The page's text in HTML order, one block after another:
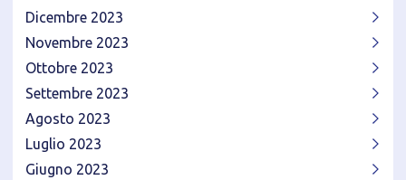
Dicembre 2023
Novembre 2023
Ottobre 2023
Settembre 2023
Agosto 2023
Luglio 2023
Giugno 2023